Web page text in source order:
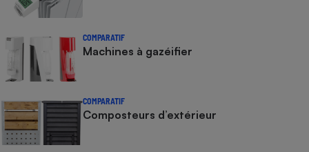
COMPARATIF
Machines à gazéifier
COMPARATIF
Composteurs d’extérieur